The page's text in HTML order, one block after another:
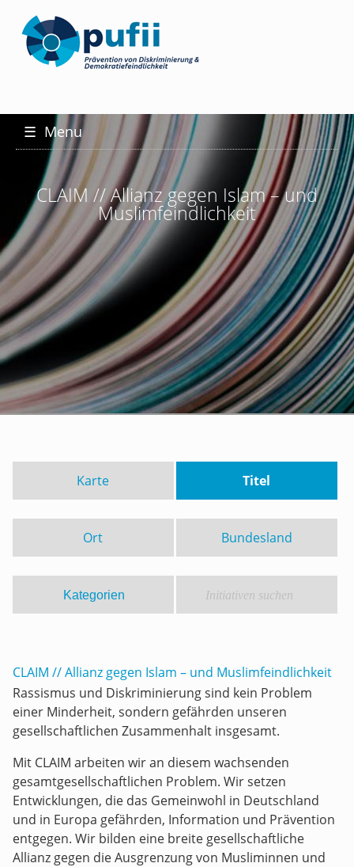
☰ Menu
CLAIM // Allianz gegen Islam – und
Muslimfeindlichkeit
Karte Titel
Ort Bundesland
CLAIM // Allianz gegen Islam – und Muslimfeindlichkeit
Rassismus und Diskriminierung sind kein Problem
einer Minderheit, sondern gefährden unseren
gesellschaftlichen Zusammenhalt insgesamt.
Mit CLAIM arbeiten wir an diesem wachsenden
gesamtgesellschaftlichen Problem. Wir setzen
Entwicklungen, die das Gemeinwohl in Deutschland
und in Europa gefährden, Information und Prävention
entgegen. Wir bilden eine breite gesellschaftliche
Allianz gegen die Ausgrenzung von Musliminnen und